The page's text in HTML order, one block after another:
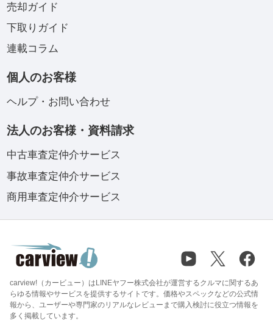
売却ガイド
下取りガイド
連載コラム
個人のお客様
ヘルプ・お問い合わせ
法人のお客様・資料請求
中古車査定仲介サービス
事故車査定仲介サービス
商用車査定仲介サービス
carview!（カービュー）はLINEヤフー株式会社が運営するクルマに関するあ
らゆる情報やサービスを提供するサイトです。価格やスペックなどの公式情
報から、ユーザーや専門家のリアルなレビューまで購入検討に役立つ情報を
多く掲載しています。